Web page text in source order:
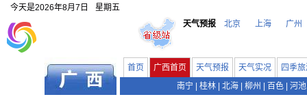
今天是2026年8月7日
星期五
天气预报
北京 上海 广州
首页 广西首页 天气预报 天气实况
四季
南宁
桂林 北海 柳州 百色 河池